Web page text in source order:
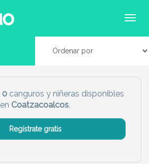
o niñeras en Coatzacoalcos
0canguros y niñeras disponibles
en Coatzacoalcos.
Regístrate gratis